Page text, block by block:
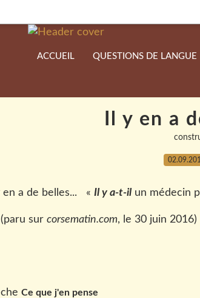
ACCUEIL QUESTIONS DE LANGUE
Il y en a
« Il y a-t-il un médecin
(paru sur corsematin.com, le 30 juin 2016)
Ce que j'en pense